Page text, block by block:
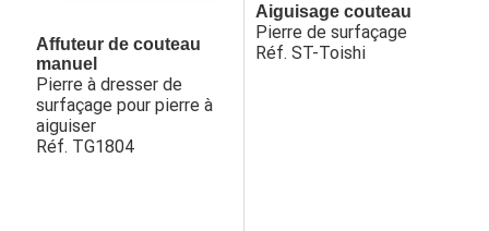
Affuteur de couteau
manuel
Pierre à dresser de
surfaçage pour pierre à
aiguiser
Réf. TG1804
Aiguisage couteau
Pierre de surfaçage
Réf. ST-Toishi